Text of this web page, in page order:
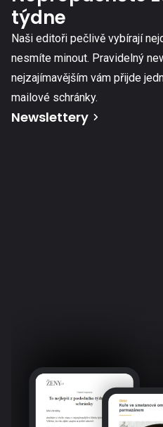
týdne
Naši editoři pečlivě vybírají
nesmíte minout. Pravidelný
nejzajímavějším vám přijde
mailové schránky.
Newslettery